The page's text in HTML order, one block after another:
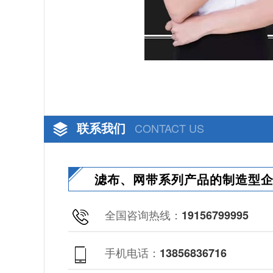
联系我们 CONTACT US
滤布、网带系列产品的制造型
全国咨询热线： 19156799995
手机电话： 13856836716